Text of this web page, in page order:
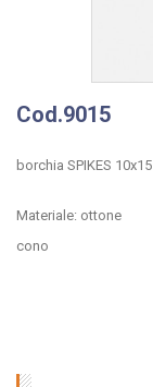
Cod.9015
borchia SPIKES 10x15
Materiale: ottone
cono